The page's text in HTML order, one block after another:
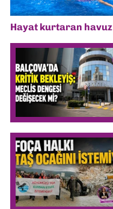
Hayat kurtaran havuz